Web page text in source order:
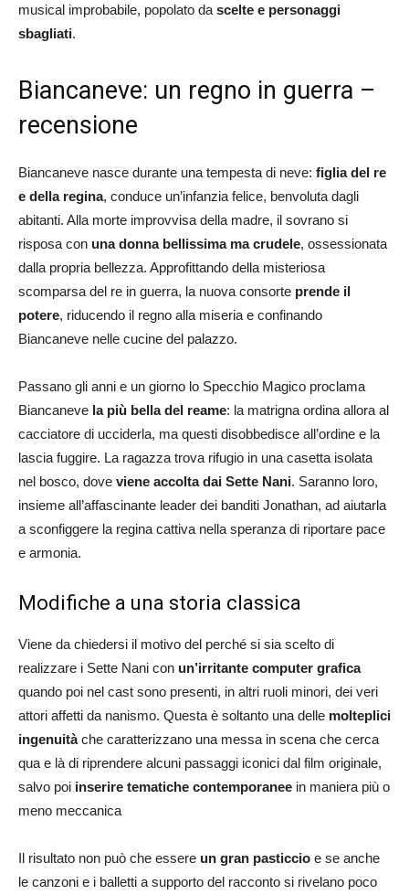
musical improbabile, popolato da scelte e personaggi
sbagliati.
Biancaneve: un regno in guerra –
recensione
Biancaneve nasce durante una tempesta di neve: figlia del re
e della regina, conduce un’infanzia felice, benvoluta dagli
abitanti. Alla morte improvvisa della madre, il sovrano si
risposa con una donna bellissima ma crudele, ossessionata
dalla propria bellezza. Approfittando della misteriosa
scomparsa del re in guerra, la nuova consorte prende il
potere, riducendo il regno alla miseria e confinando
Biancaneve nelle cucine del palazzo.
Passano gli anni e un giorno lo Specchio Magico proclama
Biancaneve la più bella del reame: la matrigna ordina allora al
cacciatore di ucciderla, ma questi disobbedisce all’ordine e la
lascia fuggire. La ragazza trova rifugio in una casetta isolata
nel bosco, dove viene accolta dai Sette Nani. Saranno loro,
insieme all’affascinante leader dei banditi Jonathan, ad aiutarla
a sconfiggere la regina cattiva nella speranza di riportare pace
e armonia.
Modifiche a una storia classica
Viene da chiedersi il motivo del perché si sia scelto di
realizzare i Sette Nani con un’irritante computer grafica
quando poi nel cast sono presenti, in altri ruoli minori, dei veri
attori affetti da nanismo. Questa è soltanto una delle molteplici
ingenuitàche caratterizzano una messa in scena che cerca
qua e là di riprendere alcuni passaggi iconici dal film originale,
salvo poi inserire tematiche contemporanee in maniera più o
meno meccanica
Il risultato non può che essere un gran pasticcio e se anche
le canzoni e i balletti a supporto del racconto si rivelano poco